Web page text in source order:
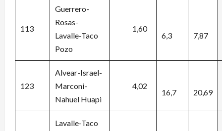
113
Guerrero-
Rosas-
Lavalle-Taco
Pozo
1,60
6,3 7,87
123
Alvear-Israel-
Marconi-
Nahuel Huapi
4,02
16,7 20,69
Lavalle-Taco